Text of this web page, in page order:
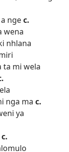
ngec.
wena
nhlana
ta mi wela
nga ma c.
ya
c.